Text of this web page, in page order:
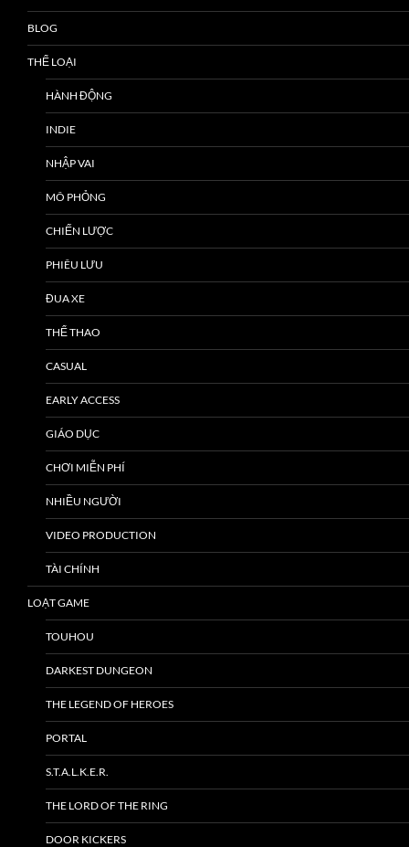
BLOG
THỂ LOẠI
HÀNH ĐỘNG
INDIE
NHẬP VAI
MÔ PHỎNG
CHIẾN LƯỢC
PHIÊU LƯU
ĐUA XE
THỂ THAO
CASUAL
EARLY ACCESS
GIÁO DỤC
CHƠI MIỄN PHÍ
NHIỀU NGƯỜI
VIDEO PRODUCTION
TÀI CHÍNH
LOẠT GAME
TOUHOU
DARKEST DUNGEON
THE LEGEND OF HEROES
PORTAL
S.T.A.L.K.E.R.
THE LORD OF THE RING
DOOR KICKERS